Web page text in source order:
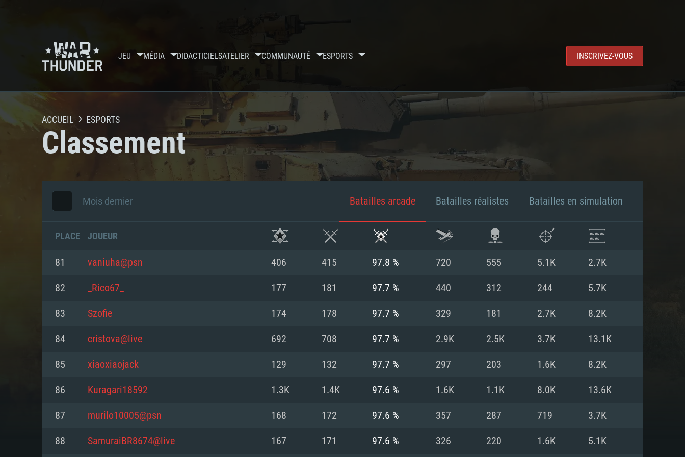
JEU MÉDIA DIDACTICIELSATELIER COMMUNAUTÉ ESPORTS INSCRIVEZ-VOUS
CONFIGURATION SYSTÈME REQUISE
ACCUEIL ESPORTS
Classement
Mois dernier Batailles arcade Batailles réalistes Batailles en simulation
PLACE JOUEUR
81 vaniuha@psn 406 415 97.8 % 720 555 5.1K 2.7K
82 _Rico67_ 177 181 97.7 % 440 312 244 5.7K
83 Szofie 174 178 97.7 % 329 181 2.7K 8.2K
84 cristova@live 692 708 97.7 % 2.9K 2.5K 3.7K 13.1K
85 xiaoxiaojack 129 132 97.7 % 297 203 1.6K 8.2K
86 Kuragari18592 1.3K 1.4K 97.6 % 1.6K 1.1K 8.0K 13.6K
87 murilo10005@psn 168 172 97.6 % 357 287 719 3.7K
88 SamuraiBR8674@live 167 171 97.6 % 326 220 1.6K 5.1K